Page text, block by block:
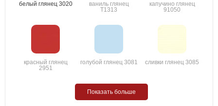
белый глянец 3020
ваниль глянец
T1313
капучино глянец
91050
красный глянец
2951
голубой глянец 3081 сливки глянец 3085
Показать больше